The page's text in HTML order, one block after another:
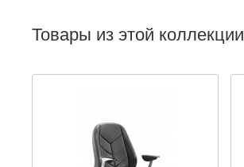
Товары из этой коллекции